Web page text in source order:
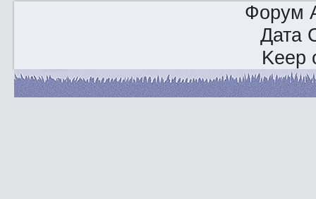
Форум
Дата
Keep